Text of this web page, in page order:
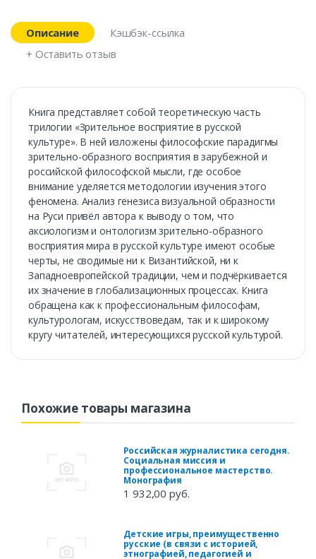
Описание
Кэшбэк-ссылка
+ Оставить отзыв
Книга представляет собой теоретическую часть
трилогии «Зрительное восприятие в русской
культуре». В ней изложены философские парадигмы
зрительно-образного восприятия в зарубежной и
российской философской мысли, где особое
внимание уделяется методологии изучения этого
феномена. Анализ генезиса визуальной образности
на Руси привёл автора к выводу о том, что
аксиологизм и онтологизм зрительно-образного
восприятия мира в русской культуре имеют особые
черты, не сводимые ни к Византийской, ни к
Западноевропейской традиции, чем и подчёркивается
их значение в глобализационных процессах. Книга
обращена как к профессиональным философам,
культурологам, искусствоведам, так и к широкому
кругу читателей, интересующихся русской культурой.
Похожие товары магазина
Российская журналистика сегодня.
Социальная миссия и
профессиональное мастерство.
Монография
1 932,00 руб.
Детские игры, преимущественно
русские (в связи с историей,
этнографией, педагогией и